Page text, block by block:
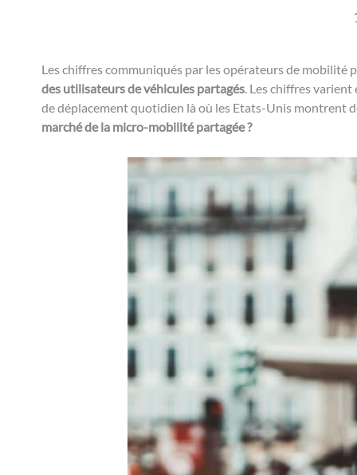
Les chiffres communiqués par les opérateurs de
des utilisateurs de véhicules partagés. Les chiffres varient
de déplacement quotidien là où les Etats-Unis montrent
marché de la micro-mobilité partagée ?